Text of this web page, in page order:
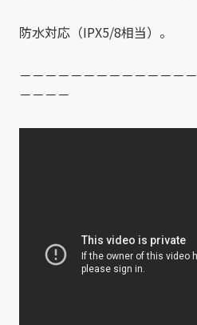
防水対応（IPX5/8相当）。
－－－－－－－－－－－－－
－－－－